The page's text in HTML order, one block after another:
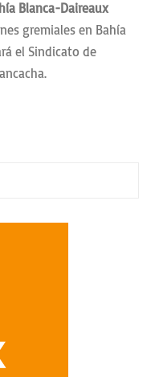
Blanca-Daireaux
gremiales en Bahía
el Sindicato de